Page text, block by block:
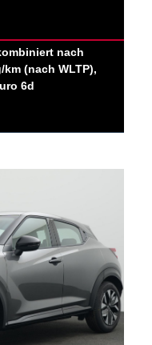
nach
(nach WLTP),
6d